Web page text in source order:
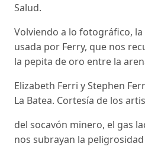
Salud.
Volviendo a lo fotográfico,
usada por Ferry, que nos
la pepita de oro entre la
Elizabeth Ferri y Stephen
La Batea. Cortesía de los
del socavón minero, el gas
nos subrayan la